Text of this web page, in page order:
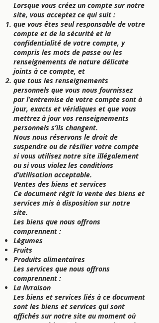
Lorsque vous créez un compte sur notre
site, vous acceptez ce qui suit :
que vous êtes seul responsable de votre
compte et de la sécurité et la
confidentialité de votre compte, y
compris les mots de passe ou les
renseignements de nature délicate
joints à ce compte, et
que tous les renseignements
personnels que vous nous fournissez
par l’entremise de votre compte sont à
jour, exacts et véridiques et que vous
mettrez à jour vos renseignements
personnels s’ils changent.
Nous nous réservons le droit de
suspendre ou de résilier votre compte
si vous utilisez notre site illégalement
ou si vous violez les conditions
d’utilisation acceptable.
Ventes des biens et services
Ce document régit la vente des biens et
services mis à disposition sur notre
site.
Les biens que nous offrons
comprennent :
Légumes
Fruits
Produits alimentaires
Les services que nous offrons
comprennent :
La livraison
Les biens et services liés à ce document
sont les biens et services qui sont
affichés sur notre site au moment où